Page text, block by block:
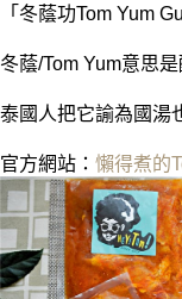
「冬蔭功Tom Yum
冬蔭/Tom Yum意思
泰國人把它諭為國湯
官方網站： 懶得煮的